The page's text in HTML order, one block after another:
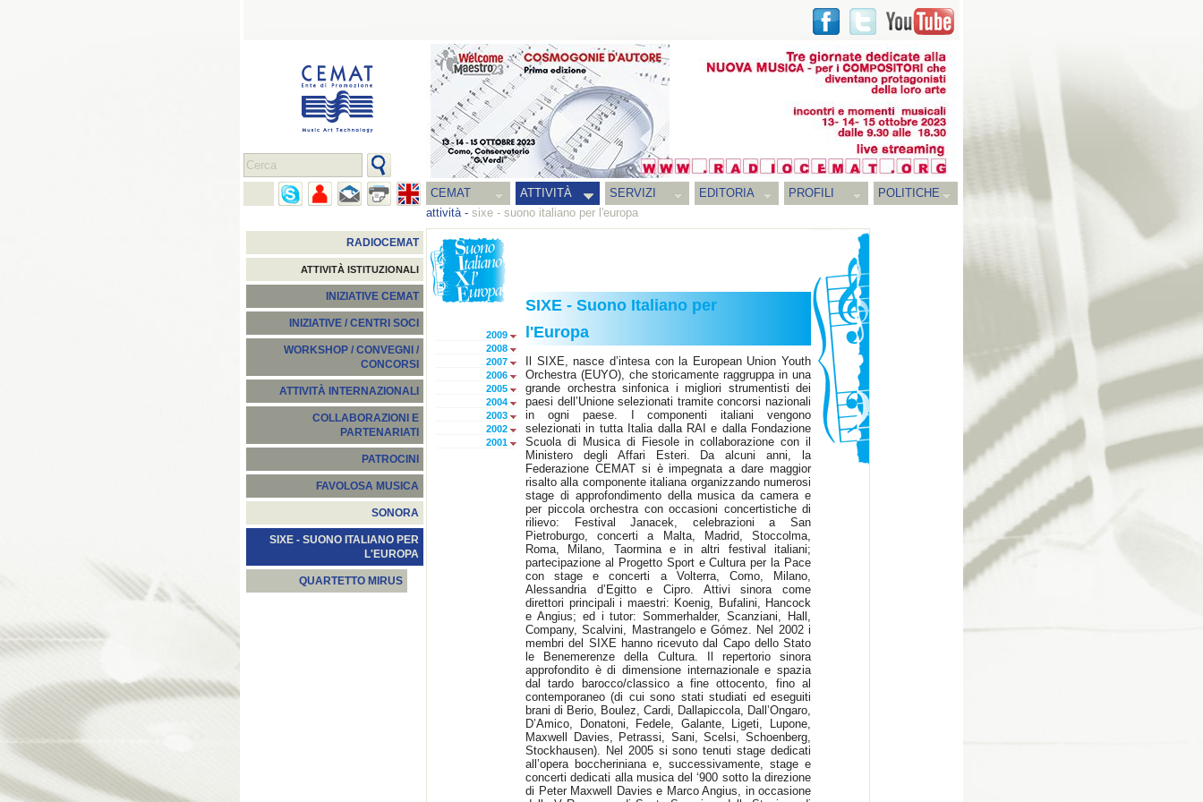
CEMAT ATTIVITÀ SERVIZI EDITORIA PROFILI
POLITICHE
attività- sixe - suono italiano per l'europa
RADIOCEMAT
ATTIVITÀ ISTITUZIONALI
INIZIATIVE CEMAT
INIZIATIVE / CENTRI SOCI
WORKSHOP / CONVEGNI /
CONCORSI
ATTIVITÀ INTERNAZIONALI
COLLABORAZIONI E
PARTENARIATI
PATROCINI
FAVOLOSA MUSICA
SONORA
SIXE - SUONO ITALIANO PER
L'EUROPA
QUARTETTO MIRUS
2009
2008
2007
2006
2005
2004
2003
2002
2001
SIXE - Suono Italiano per
l'Europa
Il SIXE, nasce d’intesa con la European Union Youth
Orchestra (EUYO), che storicamente raggruppa in una
grande orchestra sinfonica i migliori strumentisti dei
paesi dell’Unione selezionati tramite concorsi nazionali
in ogni paese. I componenti italiani vengono
selezionati in tutta Italia dalla RAI e dalla Fondazione
Scuola di Musica di Fiesole in collaborazione con il
Ministero degli Affari Esteri. Da alcuni anni, la
Federazione CEMAT si è impegnata a dare maggior
risalto alla componente italiana organizzando numerosi
stage di approfondimento della musica da camera e
per piccola orchestra con occasioni concertistiche di
rilievo: Festival Janacek, celebrazioni a San
Pietroburgo, concerti a Malta, Madrid, Stoccolma,
Roma, Milano, Taormina e in altri festival italiani;
partecipazione al Progetto Sport e Cultura per la Pace
con stage e concerti a Volterra, Como, Milano,
Alessandria d’Egitto e Cipro. Attivi sinora come
direttori principali i maestri: Koenig, Bufalini, Hancock
e Angius; ed i tutor: Sommerhalder, Scanziani, Hall,
Company, Scalvini, Mastrangelo e Gómez. Nel 2002 i
membri del SIXE hanno ricevuto dal Capo dello Stato
le Benemerenze della Cultura. Il repertorio sinora
approfondito è di dimensione internazionale e spazia
dal tardo barocco/classico a fine ottocento, fino al
contemporaneo (di cui sono stati studiati ed eseguiti
brani di Berio, Boulez, Cardi, Dallapiccola, Dall’Ongaro,
D’Amico, Donatoni, Fedele, Galante, Ligeti, Lupone,
Maxwell Davies, Petrassi, Sani, Scelsi, Schoenberg,
Stockhausen). Nel 2005 si sono tenuti stage dedicati
all’opera boccheriniana e, successivamente, stage e
concerti dedicati alla musica del ‘900 sotto la direzione
di Peter Maxwell Davies e Marco Angius, in occasione